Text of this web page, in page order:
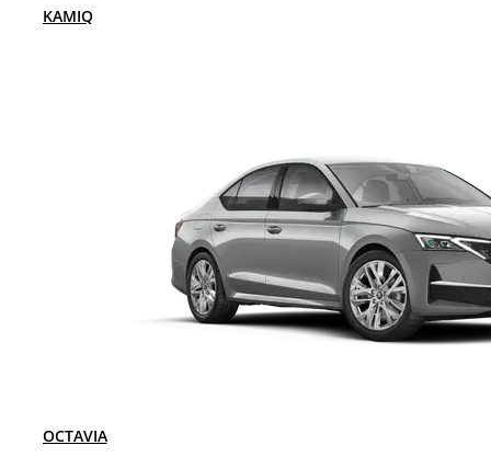
KAMIQ
OCTAVIA